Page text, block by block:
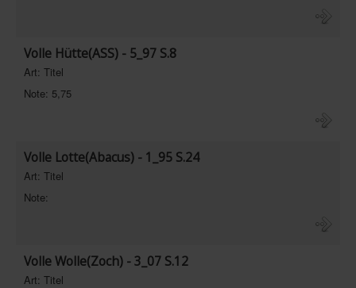
Volle Hütte(ASS) - 5_97 S.8
Art: Titel
Note: 5,75
Volle Lotte(Abacus) - 1_95 S.24
Art: Titel
Note:
Volle Wolle(Zoch) - 3_07 S.12
Art: Titel